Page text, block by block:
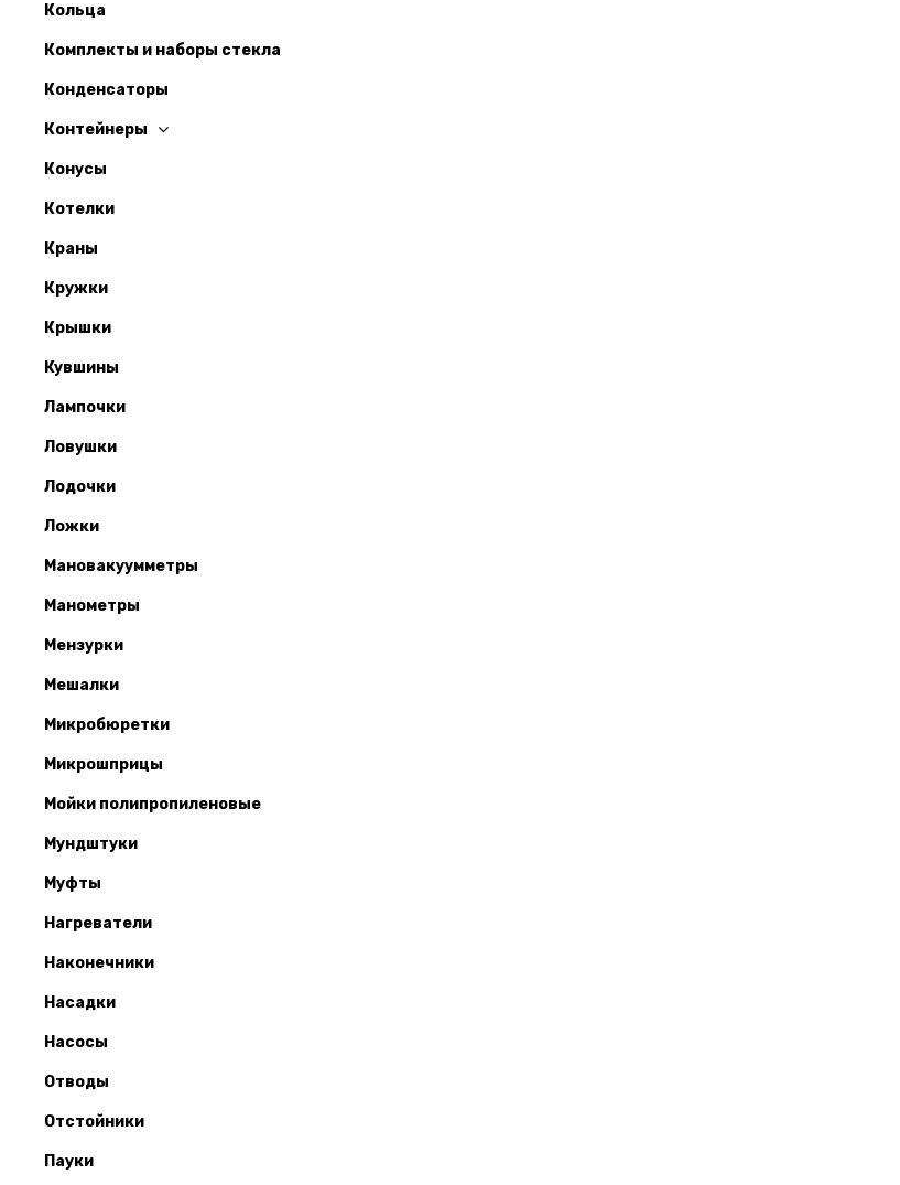
Кольца
Комплекты и наборы стекла
Конденсаторы
Контейнеры
Конусы
Котелки
Краны
Кружки
Крышки
Кувшины
Лампочки
Ловушки
Лодочки
Ложки
Мановакуумметры
Манометры
Мензурки
Мешалки
Микробюретки
Микрошприцы
Мойки полипропиленовые
Мундштуки
Муфты
Нагреватели
Наконечники
Насадки
Насосы
Отводы
Отстойники
Пауки